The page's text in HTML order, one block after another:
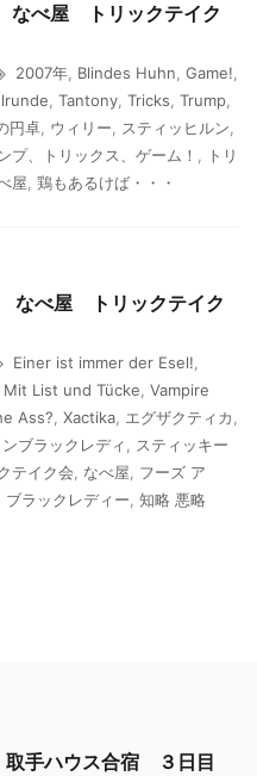
べ屋 トリックテイク
2007年 Blindes Huhn Game!
Tantony Tricks Trump
円卓 ウィリー スティッヒルン
プ、トリックス、ゲーム！
トリ
屋 鶏もあるけば・・・
べ屋 トリックテイク
Einer ist immer der Esel!
Mit List und Tücke Vampire
Ass? Xactika エグザクティカ
ブラックレディ
スティッキー
テイク会 なべ屋
フーズ ア
ブラックレディー 知略 悪略
手ハウス合宿 ３日目